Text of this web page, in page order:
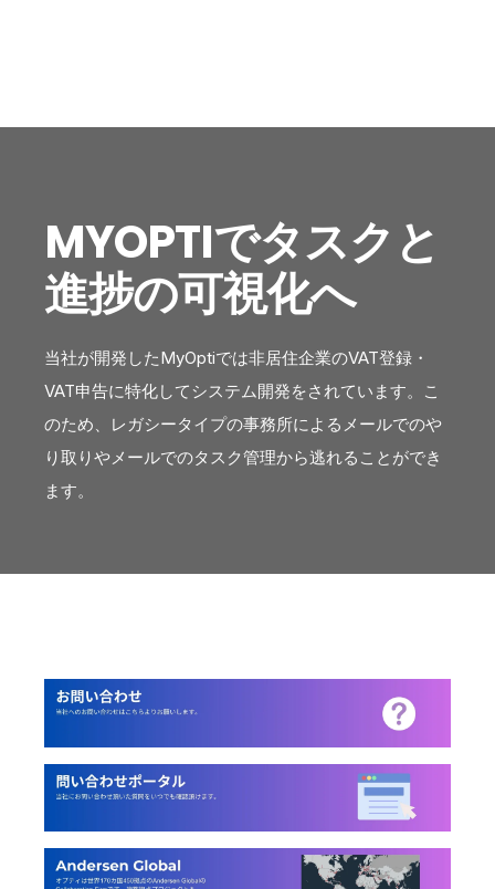
MYOPTIでタスクと
進捗の可視化へ
当社が開発したMyOptiでは非居住企業のVAT登録・
VAT申告に特化してシステム開発をされています。こ
のため、レガシータイプの事務所によるメールでのや
り取りやメールでのタスク管理から逃れることができ
ます。